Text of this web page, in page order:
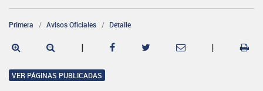
Primera Avisos Oficiales Detalle
| |
VER PÁGINAS PUBLICADAS